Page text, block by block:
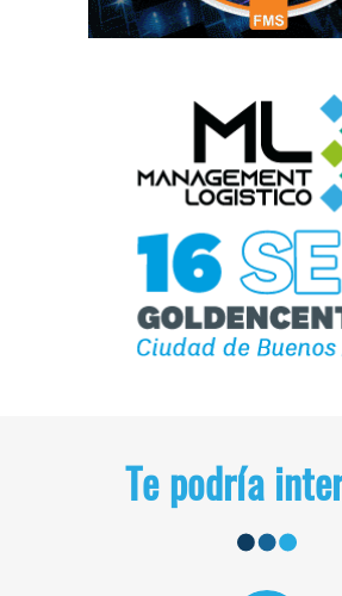
Te podría